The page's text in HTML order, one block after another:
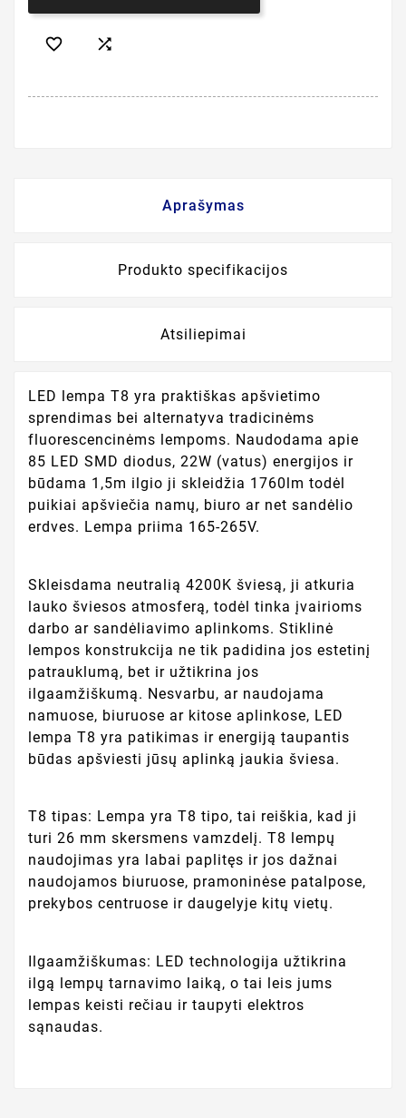
 
Aprašymas
Produkto specifikacijos
Atsiliepimai
LED lempa T8 yra praktiškas apšvietimo
sprendimas bei alternatyva tradicinėms
fluorescencinėms lempoms. Naudodama apie
85 LED SMD diodus, 22W (vatus) energijos ir
būdama 1,5m ilgio ji skleidžia 1760lm todėl
puikiai apšviečia namų, biuro ar net sandėlio
erdves. Lempa priima 165-265V.
Skleisdama neutralią 4200K šviesą, ji atkuria
lauko šviesos atmosferą, todėl tinka įvairioms
darbo ar sandėliavimo aplinkoms. Stiklinė
lempos konstrukcija ne tik padidina jos estetinį
patrauklumą, bet ir užtikrina jos
ilgaamžiškumą. Nesvarbu, ar naudojama
namuose, biuruose ar kitose aplinkose, LED
lempa T8 yra patikimas ir energiją taupantis
būdas apšviesti jūsų aplinką jaukia šviesa.
T8 tipas: Lempa yra T8 tipo, tai reiškia, kad ji
turi 26 mm skersmens vamzdelį. T8 lempų
naudojimas yra labai paplitęs ir jos dažnai
naudojamos biuruose, pramoninėse patalpose,
prekybos centruose ir daugelyje kitų vietų.
Ilgaamžiškumas: LED technologija užtikrina
ilgą lempų tarnavimo laiką, o tai leis jums
lempas keisti rečiau ir taupyti elektros
sąnaudas.